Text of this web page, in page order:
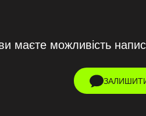
маєте можливість